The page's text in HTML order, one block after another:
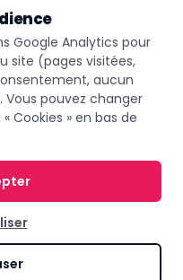
Sous la direction de
·Confidentialité
Google Analytics pour
site (pages visitées,
aucun
pouvez changer
Cookies » en bas de